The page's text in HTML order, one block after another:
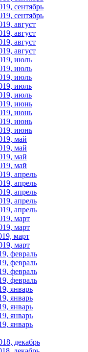
сентябрь
сентябрь
август
август
август
август
июль
июль
июль
июль
июль
июнь
июнь
июнь
июнь
май
май
май
май
апрель
апрель
апрель
апрель
апрель
март
март
март
март
февраль
февраль
февраль
февраль
январь
январь
январь
январь
январь
декабрь